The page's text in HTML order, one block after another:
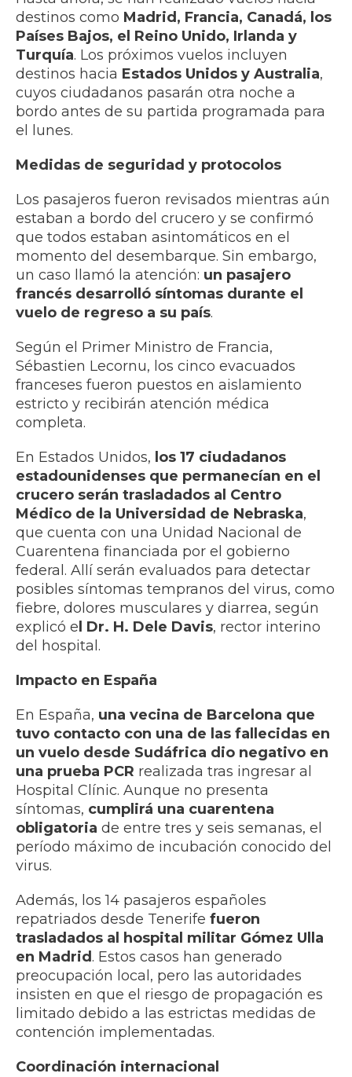
destinos como Madrid, Francia, Canadá, los
Países Bajos, el Reino Unido, Irlanda y
Turquía. Los próximos vuelos incluyen
destinos hacia Estados Unidos y Australia,
cuyos ciudadanos pasarán otra noche a
bordo antes de su partida programada para
el lunes.
Medidas de seguridad y protocolos
Los pasajeros fueron revisados mientras aún
estaban a bordo del crucero y se confirmó
que todos estaban asintomáticos en el
momento del desembarque. Sin embargo,
un caso llamó la atención: un pasajero
francés desarrolló síntomas durante el
vuelo de regreso a su país.
Según el Primer Ministro de Francia,
Sébastien Lecornu, los cinco evacuados
franceses fueron puestos en aislamiento
estricto y recibirán atención médica
completa.
En Estados Unidos, los 17 ciudadanos
estadounidenses que permanecían en el
crucero serán trasladados al Centro
Médico de la Universidad de Nebraska,
que cuenta con una Unidad Nacional de
Cuarentena financiada por el gobierno
federal. Allí serán evaluados para detectar
posibles síntomas tempranos del virus, como
fiebre, dolores musculares y diarrea, según
explicó e l Dr. H. Dele Davis, rector interino
del hospital.
Impacto en España
En España, una vecina de Barcelona que
tuvo contacto con una de las fallecidas en
un vuelo desde Sudáfrica dio negativo en
una prueba PCR realizada tras ingresar al
Hospital Clínic. Aunque no presenta
síntomas, cumplirá una cuarentena
obligatoria de entre tres y seis semanas, el
período máximo de incubación conocido del
virus.
Además, los 14 pasajeros españoles
repatriados desde Tenerife fueron
trasladados al hospital militar Gómez Ulla
en Madrid . Estos casos han generado
preocupación local, pero las autoridades
insisten en que el riesgo de propagación es
limitado debido a las estrictas medidas de
contención implementadas.
Coordinación internacional